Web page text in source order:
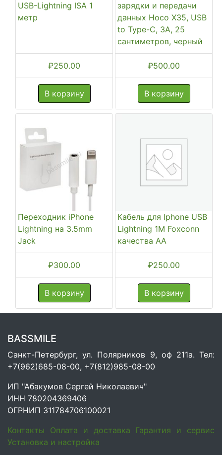
USB-Lightning ISA 1
метр
₽250.00
В корзину
зарядки и передачи
данных Hoco X35, USB
to Type-C, 3A, 25
сантиметров, черный
₽500.00
В корзину
Переходник iPhone
Lightning на 3.5mm
Jack
₽300.00
В корзину
Кабель для Iphone USB
Lightning 1M Foxconn
качества AA
₽250.00
В корзину
BASSMILE
Санкт-Петербург, ул. Полярников 9, оф 211а. Тел:
+7(962)685-08-00, +7(812)985-08-00
ИП "Абакумов Сергей Николаевич"
ИНН 780204369406
ОГРНИП 311784706100021
Контакты
Оплата и доставка Гарантия и сервис
Установка и настройка